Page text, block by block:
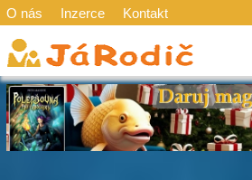
O nás Inzerce Kontakt